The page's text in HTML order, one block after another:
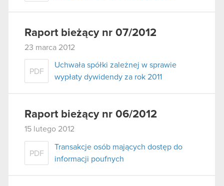
Raport bieżący nr 07/2012
23 marca 2012
PDF
Uchwała spółki zależnej w sprawie
wypłaty dywidendy za rok 2011
Raport bieżący nr 06/2012
15 lutego 2012
PDF
Transakcje osób mających dostęp do
informacji poufnych